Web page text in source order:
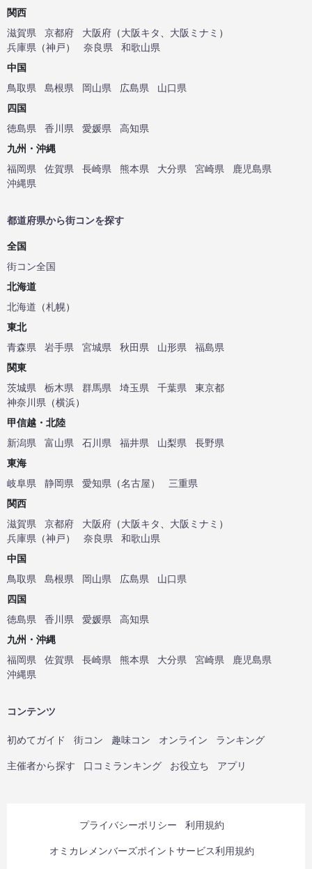
関西
滋賀県
京都府 大阪府 （大阪キタ 大阪ミナミ ）
兵庫県 （神戸） 奈良県
和歌山県
中国
鳥取県
島根県 岡山県 広島県
山口県
四国
徳島県
香川県 愛媛県
高知県
九州・沖縄
福岡県
佐賀県 長崎県 熊本県 大分県 宮崎県
鹿児島県
沖縄県
都道府県から街コンを探す
全国
街コン全国
北海道
北海道 （札幌）
東北
青森県
岩手県 宮城県 秋田県 山形県
福島県
関東
茨城県
栃木県 群馬県 埼玉県 千葉県
東京都
神奈川県 （横浜）
甲信越・北陸
新潟県
富山県 石川県 福井県 山梨県
長野県
東海
岐阜県
静岡県 愛知県 （名古屋）
三重県
関西
滋賀県
京都府 大阪府 （大阪キタ 大阪ミナミ ）
兵庫県 （神戸） 奈良県
和歌山県
中国
鳥取県
島根県 岡山県 広島県
山口県
四国
徳島県
香川県 愛媛県
高知県
九州・沖縄
福岡県
佐賀県 長崎県 熊本県 大分県 宮崎県
鹿児島県
沖縄県
コンテンツ
初めてガイド 街コン 趣味コン オンライン ランキング
主催者から探す 口コミランキング お役立ち アプリ
プライバシーポリシー 利用規約
オミカレメンバーズポイントサービス利用規約